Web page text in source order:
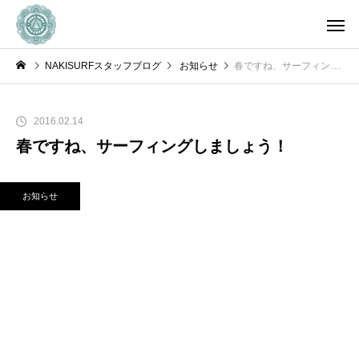
NAKISURFスタッフブログ お知らせ 春ですね、サーフィングしましょう！
2016.02.14
春ですね、サーフィングしましょう！
お知らせ